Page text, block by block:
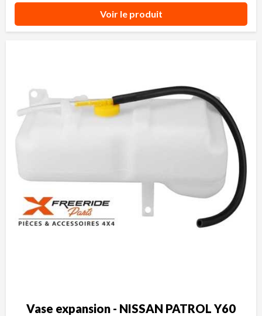
Voir le produit
Vase expansion - NISSAN PATROL Y60